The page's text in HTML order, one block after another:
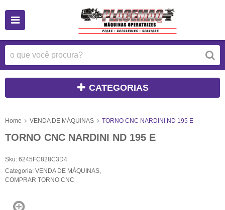
CATEGORIAS
Home VENDA DE MÁQUINAS TORNO CNC NARDINI ND 195 E
TORNO CNC NARDINI ND 195 E
Sku: 6245FC828C3D4
Categoria: VENDA DE MÁQUINAS
COMPRAR TORNO CNC